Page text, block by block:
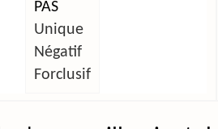
PAS
Unique
Négatif
Forclusif